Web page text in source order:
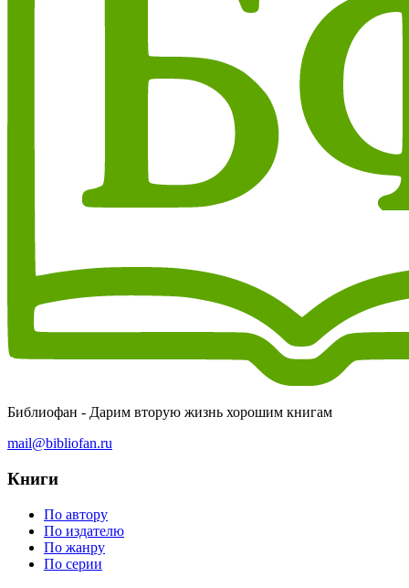
Библиофан - Дарим вторую жизнь хорошим книгам
mail@bibliofan.ru
Книги
По автору
По издателю
По жанру
По серии